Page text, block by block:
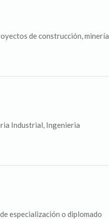
de construcción, minería
Industrial, Ingenieria
especialización o diplomado